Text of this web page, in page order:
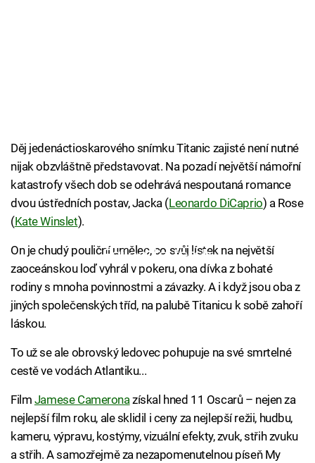
Děj jedenáctioskarového snímku Titanic zajisté není nutné
nijak obzvláštně představovat. Na pozadí největší námořní
katastrofy všech dob se odehrává nespoutaná romance
dvou ústředních postav, Jacka (Leonardo DiCaprio) a Rose
(Kate Winslet).
Failed to fetch
On je chudý pouliční umělec, co svůj lístek na největší
zaoceánskou loď vyhrál v pokeru, ona dívka z bohaté
rodiny s mnoha povinnostmi a závazky. A i když jsou oba z
jiných společenských tříd, na palubě Titanicu k sobě zahoří
láskou.
To už se ale obrovský ledovec pohupuje na své smrtelné
cestě ve vodách Atlantiku...
Film Jamese Cameronazískal hned 11 Oscarů – nejen za
nejlepší film roku, ale sklidil i ceny za nejlepší režii, hudbu,
kameru, výpravu, kostýmy, vizuální efekty, zvuk, střih zvuku
a střih. A samozřejmě za nezapomenutelnou píseň My